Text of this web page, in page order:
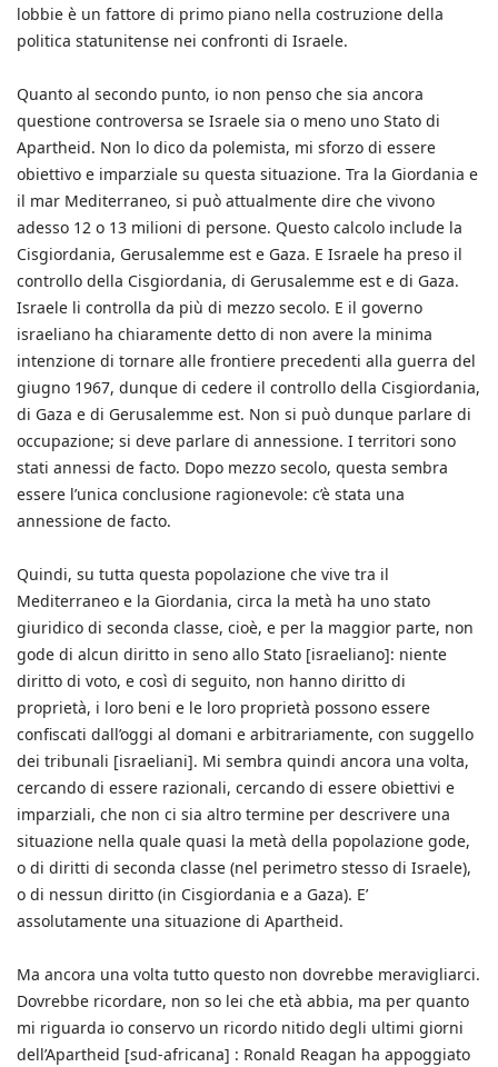
lobbie è un fattore di primo piano nella costruzione della
politica statunitense nei confronti di Israele.
Quanto al secondo punto, io non penso che sia ancora
questione controversa se Israele sia o meno uno Stato di
Apartheid. Non lo dico da polemista, mi sforzo di essere
obiettivo e imparziale su questa situazione. Tra la Giordania e
il mar Mediterraneo, si può attualmente dire che vivono
adesso 12 o 13 milioni di persone. Questo calcolo include la
Cisgiordania, Gerusalemme est e Gaza. E Israele ha preso il
controllo della Cisgiordania, di Gerusalemme est e di Gaza.
Israele li controlla da più di mezzo secolo. E il governo
israeliano ha chiaramente detto di non avere la minima
intenzione di tornare alle frontiere precedenti alla guerra del
giugno 1967, dunque di cedere il controllo della Cisgiordania,
di Gaza e di Gerusalemme est. Non si può dunque parlare di
occupazione; si deve parlare di annessione. I territori sono
stati annessi de facto. Dopo mezzo secolo, questa sembra
essere l’unica conclusione ragionevole: c’è stata una
annessione de facto.
Quindi, su tutta questa popolazione che vive tra il
Mediterraneo e la Giordania, circa la metà ha uno stato
giuridico di seconda classe, cioè, e per la maggior parte, non
gode di alcun diritto in seno allo Stato [israeliano]: niente
diritto di voto, e così di seguito, non hanno diritto di
proprietà, i loro beni e le loro proprietà possono essere
confiscati dall’oggi al domani e arbitrariamente, con suggello
dei tribunali [israeliani]. Mi sembra quindi ancora una volta,
cercando di essere razionali, cercando di essere obiettivi e
imparziali, che non ci sia altro termine per descrivere una
situazione nella quale quasi la metà della popolazione gode,
o di diritti di seconda classe (nel perimetro stesso di Israele),
o di nessun diritto (in Cisgiordania e a Gaza). E’
assolutamente una situazione di Apartheid.
Ma ancora una volta tutto questo non dovrebbe meravigliarci.
Dovrebbe ricordare, non so lei che età abbia, ma per quanto
mi riguarda io conservo un ricordo nitido degli ultimi giorni
dell’Apartheid [sud-africana] : Ronald Reagan ha appoggiato